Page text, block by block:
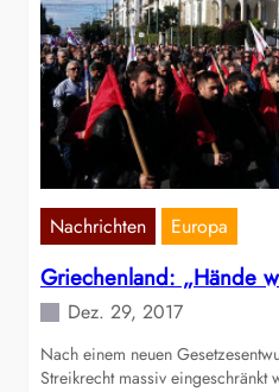
Nachrichten Europa
Griechenland: „Hände
Dez. 29, 2017
Nach einem neuen
Streikrecht massiv eingeschränkt